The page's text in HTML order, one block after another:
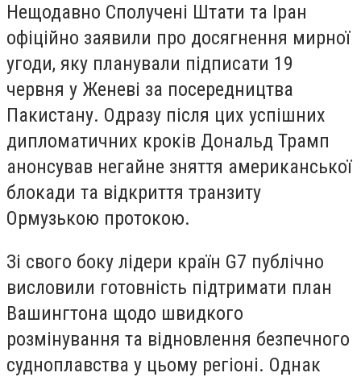
Нещодавно Сполучені Штати та Іран
офіційно заявили про досягнення мирної
угоди, яку планували підписати 19
червня у Женеві за посередництва
Пакистану. Одразу після цих успішних
дипломатичних кроків Дональд Трамп
анонсував негайне зняття американської
блокади та відкриття транзиту
Ормузькою протокою.
Зі свого боку лідери країн G7 публічно
висловили готовність підтримати план
Вашингтона щодо швидкого
розмінування та відновлення безпечного
судноплавства у цьому регіоні. Однак